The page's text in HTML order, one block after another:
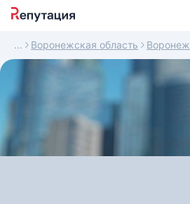
Воронежская область Воронеж